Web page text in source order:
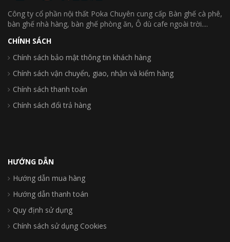
Công ty cổ phần nội thất Poka Chuyên cung cấp Bàn ghế cà phê,
bàn ghế nhà hàng, bàn ghế phòng ăn, Ô dù cafe ngoài trời....
CHÍNH SÁCH
Chính sách bảo mật thông tin khách hàng
Chính sách vận chuyển, giao, nhận và kiểm hàng
Chính sách thanh toán
Chính sách đổi trả hàng
HƯỚNG DẪN
Hướng dẫn mua hàng
Hướng dẫn thanh toán
Quy định sử dụng
Chính sách sử dụng Cookies